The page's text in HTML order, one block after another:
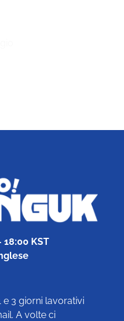
18:00 KST
e 3 giorni lavorativi
A volte ci